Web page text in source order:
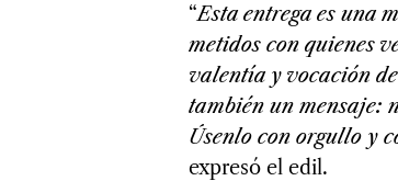
“Esta entrega es una
metidos con quienes
valentía y vocación
también un mensaje:
Úsenlo con orgullo y
expresó el edil.